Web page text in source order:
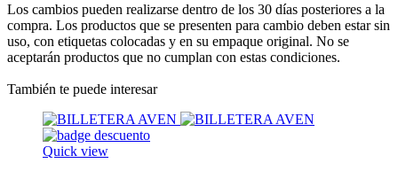
Los cambios pueden realizarse dentro de los 30 días posteriores a la
compra. Los productos que se presenten para cambio deben estar sin
uso, con etiquetas colocadas y en su empaque original. No se
aceptarán productos que no cumplan con estas condiciones.
También te puede interesar
Quick view